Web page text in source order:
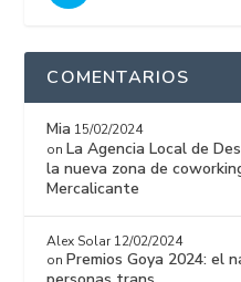
COMENTARIOS
Mia 15/02/2024
on La Agencia Local de
la nueva zona de
Mercalicante
Alex Solar 12/02/2024
on Premios Goya 2024: el